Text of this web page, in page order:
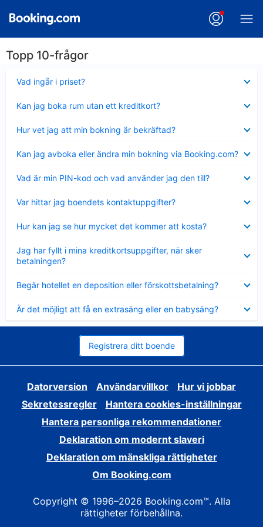
Topp 10-frågor
Vad ingår i priset?
mindre
Kan jag boka rum utan ett kreditkort?
mindre
Hur vet jag att min bokning är bekräftad?
mindre
Kan jag avboka eller ändra min bokning via Booking.com?
mindre
Vad är min PIN-kod och vad använder jag den till?
mindre
Var hittar jag boendets kontaktuppgifter?
mindre
Hur kan jag se hur mycket det kommer att kosta?
mindre
Jag har fyllt i mina kreditkortsuppgifter, när sker
betalningen?
mindre
Begär hotellet en deposition eller förskottsbetalning?
mindre
Är det möjligt att få en extrasäng eller en babysäng?
mindre
Registrera ditt boende
Datorversion Användarvillkor
Hur vi jobbar
Sekretessregler
Hantera cookies-inställningar
Hantera personliga rekommendationer
Deklaration om modernt slaveri
Deklaration om mänskliga rättigheter
Om Booking.com
Copyright © 1996–2026 Booking.com™. Alla
rättigheter förbehållna.